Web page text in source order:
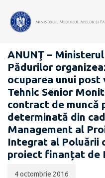
CARIERĂ
ANUNŢ –
Pădurilor
ocuparea unui post
Tehnic Senior
contract de muncă
determinată din
Management al
Integrat al Poluării
proiect finanțat de
publicării:
4 octombrie 2016